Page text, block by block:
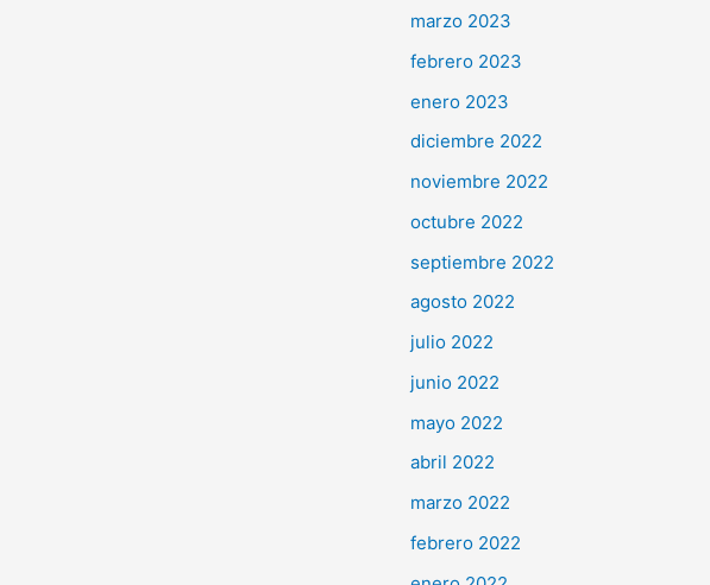
marzo 2023
febrero 2023
enero 2023
diciembre 2022
noviembre 2022
octubre 2022
septiembre 2022
agosto 2022
julio 2022
junio 2022
mayo 2022
abril 2022
marzo 2022
febrero 2022